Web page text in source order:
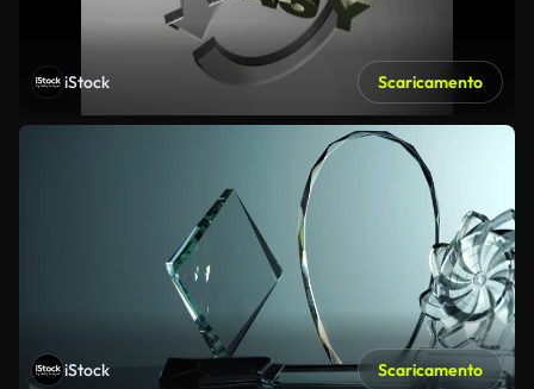
iStock Scaricamento
iStock Scaricamento